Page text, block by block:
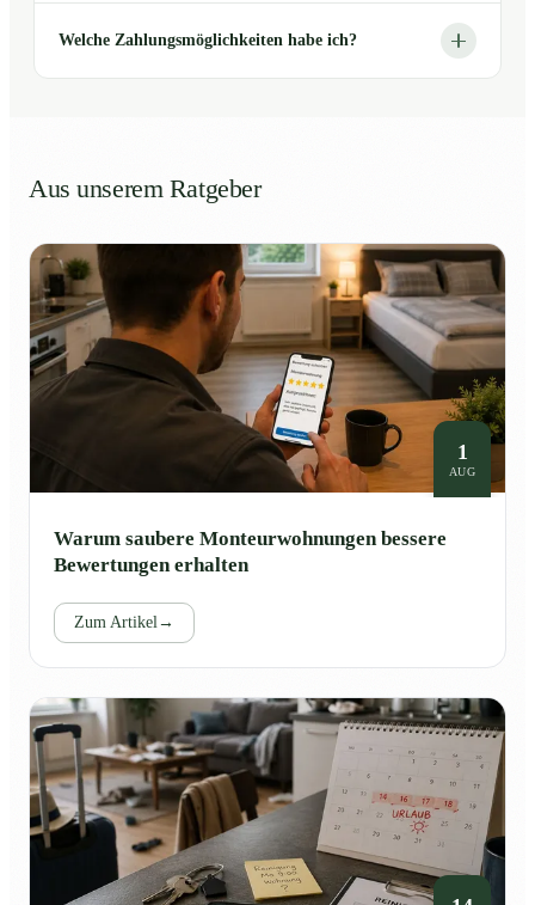
Welche Zahlungsmöglichkeiten habe ich?
Aus unserem Ratgeber
1
AUG
Warum saubere Monteurwohnungen bessere
Bewertungen erhalten
Zum Artikel→